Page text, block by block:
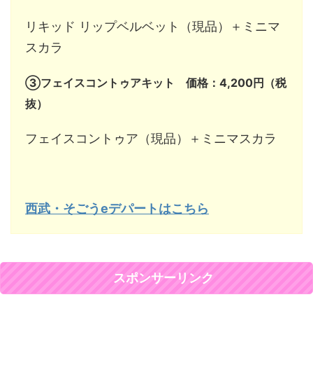
リキッド リップベルベット（現品）＋ミニマ
スカラ
③フェイスコントゥアキット 価格：4,200円（税
抜）
フェイスコントゥア（現品）＋ミニマスカラ
西武・そごうeデパートはこちら
スポンサーリンク